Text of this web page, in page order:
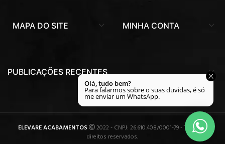
MAPA DO SITE MINHA CONTA
PUBLICAÇÕES RECENTES
ELEVARE ACABAMENTOS
2022 - CNPJ: 26.610.408/0001-79 - Todos os
direitos reservados.